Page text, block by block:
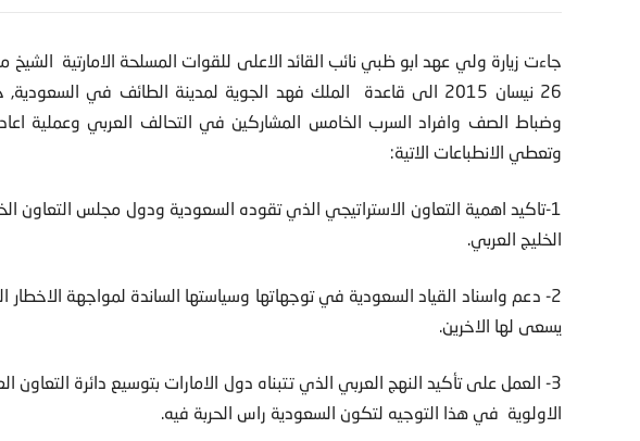
جاءت زيارة ولي عهد ابو ظبي نائب القائد الاعلى للقوات المسلحة الامارتية الشيخ
26 نيسان 2015 الى قاعدة الملك فهد الجوية لمدينة الطائف في
وضباط الصف وافراد السرب الخامس المشاركين في التحالف العربي وعملية
وتعطي الانطباعات الاتية:
1-تاكيد اهمية التعاون الاستراتيجي الذي تقوده السعودية ودول مجلس التعاون
الخليج العربي.
2- دعم واسناد القياد السعودية في توجهاتها وسياستها الساندة لمواجهة
يسعى لها الاخرين.
3- العمل على تأكيد النهج العربي الذي تتبناه دول الامارات بتوسيع دائرة
الاولوية في هذا التوجيه لتكون السعودية راس الحربة فيه.